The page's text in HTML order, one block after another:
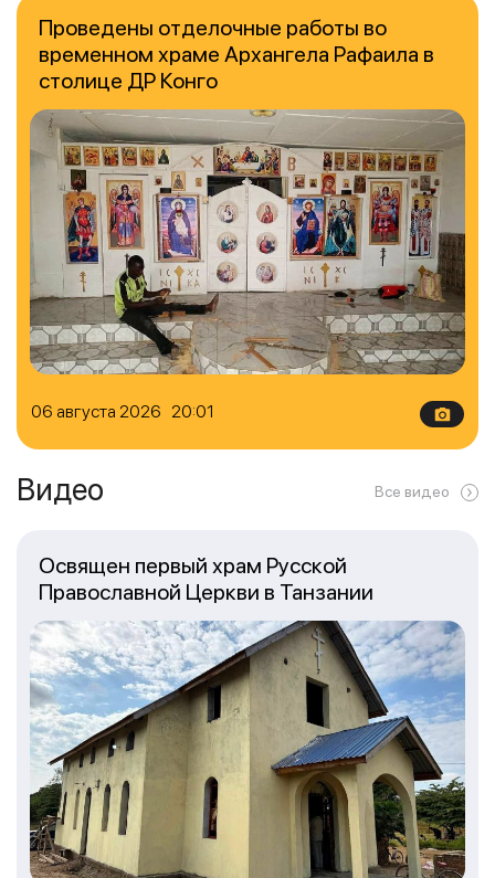
06 августа 2026 20:01
Проведены отделочные работы во
временном храме Архангела Рафаила в
столице ДР Конго
Видео Все видео
Освящен первый храм Русской
Православной Церкви в Танзании